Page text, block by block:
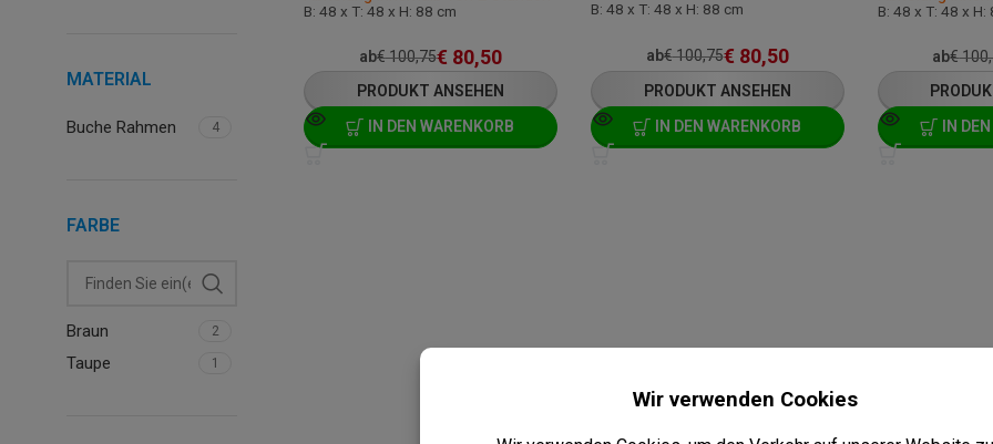
MATERIAL
Buche Rahmen 4
FARBE
Braun 2
Taupe 1
B: 48 x T: 48 x H: 88 cm
ab€100,75€ 80,50
PRODUKT ANSEHEN
IN DEN WARENKORB
B: 48 x T: 48 x H: 88 cm
ab€100,75€ 80,50
PRODUKT ANSEHEN
IN DEN WARENKORB
B: 48 x T: 48 x H:
ab€
IN